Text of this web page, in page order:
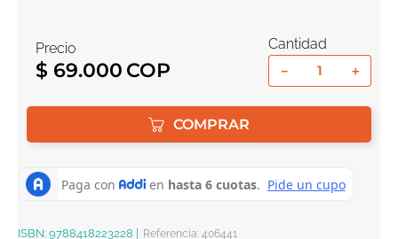
Precio
$ 69.000
Cantidad
＋
－
COMPRAR
ISBN: 9788418223228 Referencia: 406441